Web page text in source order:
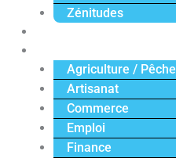
Zénitudes
Agriculture / Pêche
Artisanat
Commerce
Emploi
Finance